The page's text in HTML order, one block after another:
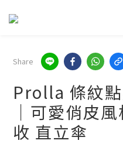
Share
Prolla 條紋
｜可愛俏皮
收 直立傘